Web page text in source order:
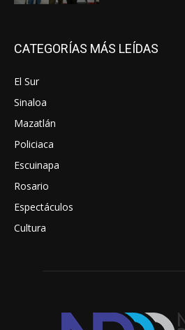
CATEGORÍAS MÁS LEÍDAS
El Sur
Sinaloa
Mazatlán
Policiaca
Escuinapa
Rosario
Espectáculos
Cultura